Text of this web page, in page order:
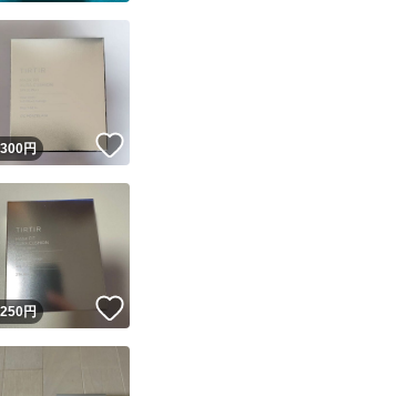
準を満たしたユーザーにバッジを付与しています
フリマの基準をクリアした安心・安全なユーザーです
のユーザーはYahoo!フリマの取引を完了させた実績があります
ユーザーは他フリマサービスでの取引実績があります
り、発送を保証しているものではありません
の商品の情報をコピーします
禁止されています
回です
出品ページへ
！
円
！
円